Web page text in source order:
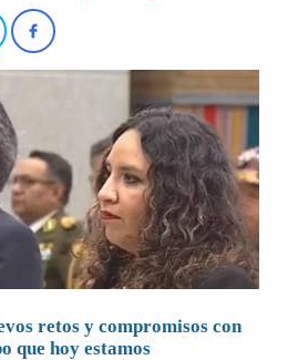
retos y compromisos con
que hoy estamos